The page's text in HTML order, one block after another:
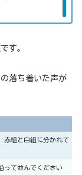
す。
落ち着いた声が
赤組と白組に分かれて
って並んでください